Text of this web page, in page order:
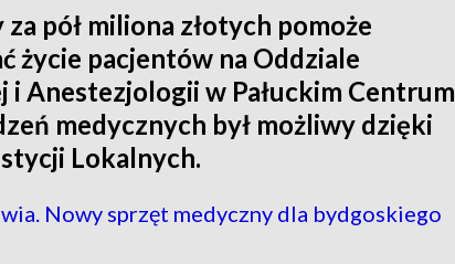
pół miliona złotych pomoże
życie pacjentów na Oddziale
Anestezjologii w Pałuckim Centrum
medycznych był możliwy dzięki
Lokalnych.
Nowy sprzęt medyczny dla bydgoskiego